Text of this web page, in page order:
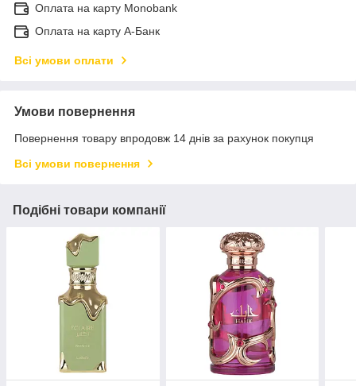
Оплата на карту Monobank
Оплата на карту А-Банк
Всі умови оплати
Умови повернення
Повернення товару впродовж 14 днів за рахунок покупця
Всі умови повернення
Подібні товари компанії